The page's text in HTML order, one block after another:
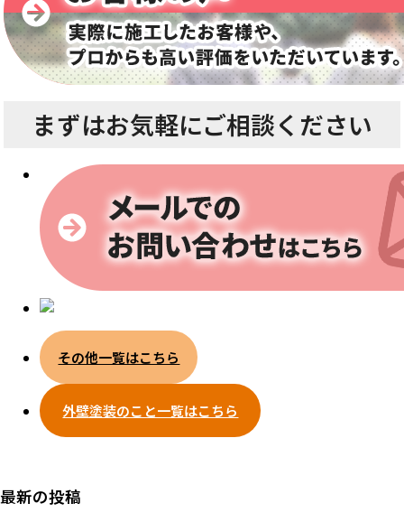
まずはお気軽にご相談ください
その他一覧はこちら
外壁塗装のこと一覧はこちら
最新の投稿